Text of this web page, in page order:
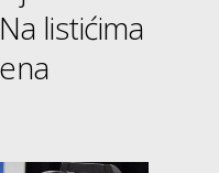
listićima